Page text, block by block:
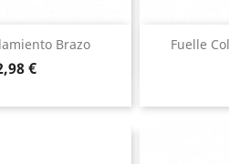
Brazo
€
rápida Fuelle